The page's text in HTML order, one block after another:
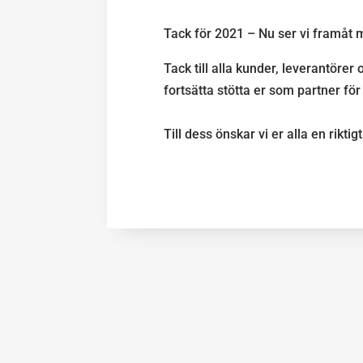
Tack för 2021 – Nu ser vi framåt
Tack till alla kunder, leverantörer
fortsätta stötta er som partner
Till dess önskar vi er alla en